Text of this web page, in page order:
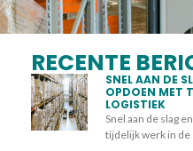
RECENTE
SNEL AAN DE
OPDOEN MET
LOGISTIEK
Snel aan de slag
tijdelijk werk in de